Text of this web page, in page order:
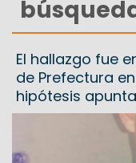
El hallazgo fue
de Prefectura
hipótesis